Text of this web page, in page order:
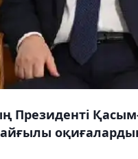
Президенті
оқиғалардың